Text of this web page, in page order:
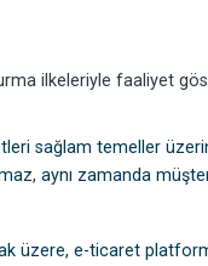
ilkeleriyle faaliyet
sağlam temeller
aynı zamanda
üzere, e-ticaret